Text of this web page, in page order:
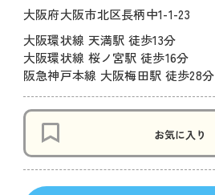
大阪府大阪市北区長柄中1-1-23
大阪環状線 天満駅 徒歩13分
大阪環状線 桜ノ宮駅 徒歩16分
阪急神戸本線 大阪梅田駅 徒歩28分
お気に入り